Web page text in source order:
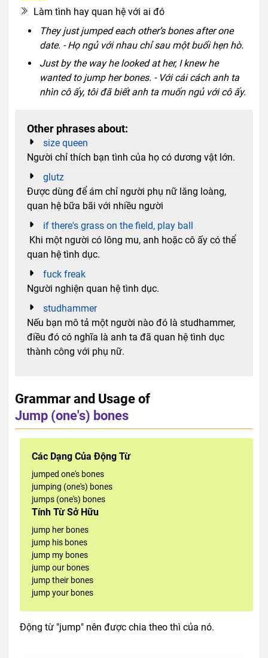
Làm tình hay quan hệ với ai đó
They just jumped each other’s bones after one
date. - Họ ngủ với nhau chỉ sau một buổi hẹn hò.
Just by the way he looked at her, I knew he
wanted to jump her bones. - Với cái cách anh ta
nhìn cô ấy, tôi đã biết anh ta muốn ngủ với cô ấy.
Other phrases about:
size queen
Người chỉ thích bạn tình của họ có dương vật lớn.
glutz
Được dùng để ám chỉ người phụ nữ lăng loàng,
quan hệ bữa bãi với nhiều người
if there's grass on the field, play ball
Khi một người có lông mu, anh hoặc cô ấy có thể
quan hệ tình dục.
fuck freak
Người nghiện quan hệ tình dục.
studhammer
Nếu bạn mô tả một người nào đó là studhammer,
điều đó có nghĩa là anh ta đã quan hệ tình dục
thành công với phụ nữ.
Grammar and Usage of
Jump (one's) bones
Các Dạng Của Động Từ
jumped one's bones
jumping (one's) bones
jumps (one's) bones
Tính Từ Sở Hữu
jump her bones
jump his bones
jump my bones
jump our bones
jump their bones
jump your bones
Động từ "jump" nên được chia theo thì của nó.